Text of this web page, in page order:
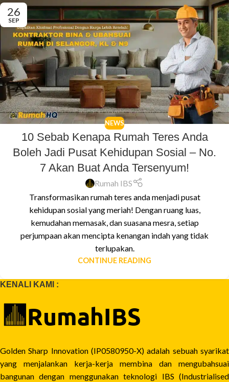
26
SEP
NEWS
10 Sebab Kenapa Rumah Teres Anda
Boleh Jadi Pusat Kehidupan Sosial – No.
7 Akan Buat Anda Tersenyum!
Rumah IBS
Transformasikan rumah teres anda menjadi pusat
kehidupan sosial yang meriah! Dengan ruang luas,
kemudahan memasak, dan suasana mesra, setiap
perjumpaan akan mencipta kenangan indah yang tidak
terlupakan.
CONTINUE READING
KENALI KAMI :
Golden Sharp Innovation (IP0580950-X) adalah sebuah syarikat
yang menjalankan kerja-kerja membina dan mengubahsuai
bangunan dengan menggunakan teknologi IBS (Industrialised